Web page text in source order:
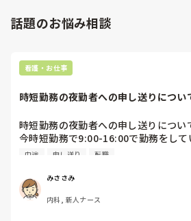
話題のお悩み相談
看護・お仕事
時短勤務の夜勤者への申し送りについ
時短勤務の夜勤者への申し送りについ
今時短勤務で9:00-16:00で勤務をして
看護師３年目の年ですが、妊娠出産が
現在は2人受け持ちをして何かあれば
形で動いています。
今の病院は夜勤さんへ直接申し送り
中途 申し送り 転職
みささみ
内科, 新人ナース